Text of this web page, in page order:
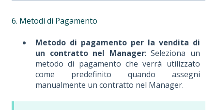
6. Metodi di Pagamento
Metodo di pagamento per la vendita di
un contratto nel Manager: Seleziona un
metodo di pagamento che verrà utilizzato
come predefinito quando assegni
manualmente un contratto nel Manager.